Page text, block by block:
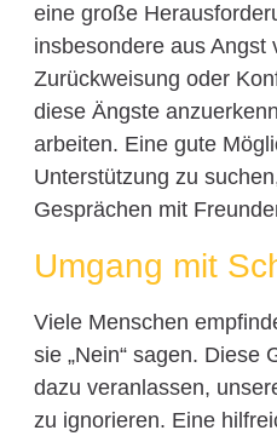
eine große
insbesondere aus Angst
Zurückweisung oder
diese Ängste
arbeiten. Eine gute
Unterstützung zu
Gesprächen mit
Umgang mit
Viele Menschen
sie „Nein“ sagen. Diese
dazu veranlassen,
zu ignorieren. Eine